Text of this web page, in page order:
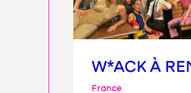
W*ACK À
France